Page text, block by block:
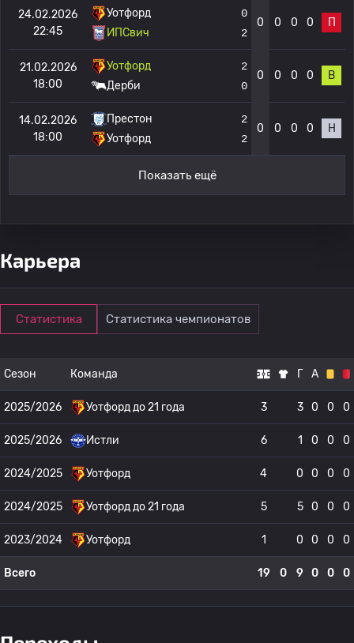
24.02.2026
22:45
Уотфорд
ИПСвич
0
2
0 0 0 0 П
21.02.2026
18:00
Уотфорд
Дерби
2
0
0 0 0 0 В
14.02.2026
18:00
Престон
Уотфорд
2
2
0 0 0 0 Н
Показать ещё
Карьера
Статистика Статистика чемпионатов
Сезон Команда Г А
2025/2026 Уотфорд до 21 года 3 3 0 0 0
2025/2026 Истли 6 1 0 0 0
2024/2025 Уотфорд 4 0 0 0 0
2024/2025 Уотфорд до 21 года 5 5 0 0 0
2023/2024 Уотфорд 1 0 0 0 0
Всего 19 0 9 0 0 0